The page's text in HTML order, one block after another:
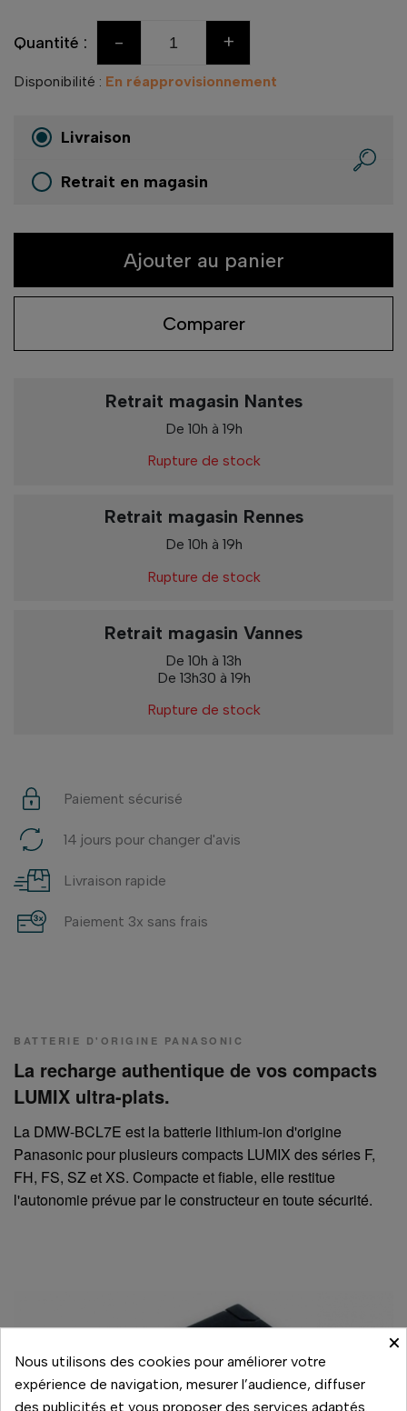
Quantité : - +
Disponibilité : En réapprovisionnement
Livraison
Retrait en magasin
Ajouter au panier
Comparer
Retrait magasin Nantes
De 10h à 19h
Rupture de stock
Retrait magasin Rennes
De 10h à 19h
Rupture de stock
Retrait magasin Vannes
De 10h à 13h
De 13h30 à 19h
Rupture de stock
Paiement sécurisé
14 jours pour changer d'avis
Livraison rapide
Paiement 3x sans frais
BATTERIE D'ORIGINE PANASONIC
La recharge authentique de vos compacts
LUMIX ultra-plats.
La DMW-BCL7E est la batterie lithium-ion d'origine
Panasonic pour plusieurs compacts LUMIX des séries F,
FH, FS, SZ et XS. Compacte et fiable, elle restitue
l'autonomie prévue par le constructeur en toute sécurité.
×
Nous utilisons des cookies pour améliorer votre
expérience de navigation, mesurer l’audience, diffuser
des publicités et vous proposer des services adaptés.